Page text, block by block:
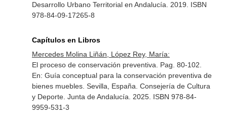
Desarrollo Urbano Territorial en Andalucía. 2019. ISBN
978-84-09-17265-8
Capítulos en Libros
Mercedes Molina Liñán, López Rey, María:
El proceso de conservación preventiva. Pag. 80-102.
En: Guía conceptual para la conservación preventiva de
bienes muebles. Sevilla, España. Consejería de Cultura
y Deporte. Junta de Andalucía. 2025. ISBN 978-84-
9959-531-3